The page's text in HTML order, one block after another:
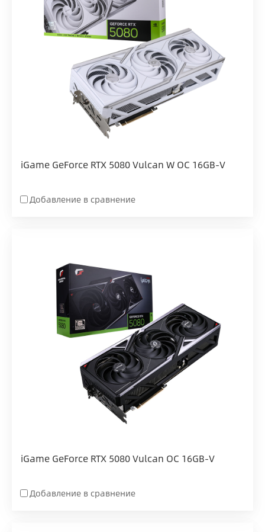
iGame GeForce RTX 5080 Vulcan W OC 16GB-V
Добавление в сравнение
iGame GeForce RTX 5080 Vulcan OC 16GB-V
Добавление в сравнение